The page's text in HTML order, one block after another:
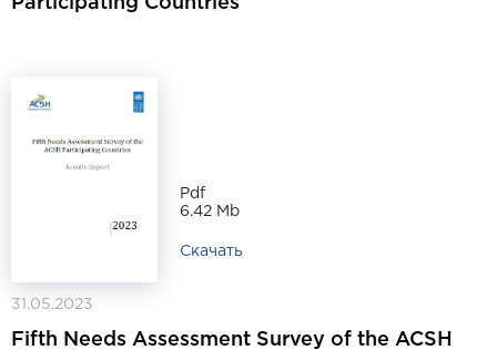
Participating Countries
Pdf
6.42 Mb
Скачать
31.05.2023
Fifth Needs Assessment Survey of the ACSH